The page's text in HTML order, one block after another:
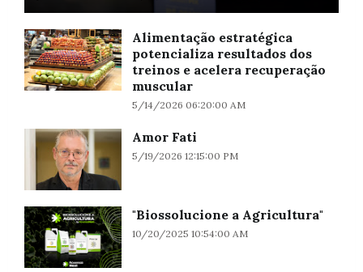
Alimentação estratégica
potencializa resultados dos
treinos e acelera recuperação
muscular
5/14/2026 06:20:00 AM
Amor Fati
5/19/2026 12:15:00 PM
"Biossolucione a Agricultura"
10/20/2025 10:54:00 AM